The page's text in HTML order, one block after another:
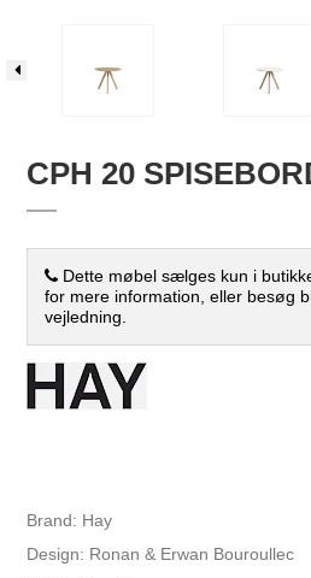
CPH 20
Dette møbel sælges kun i
for mere information, eller besøg
vejledning.
Brand: Hay
Design: Ronan & Erwan Bouroullec